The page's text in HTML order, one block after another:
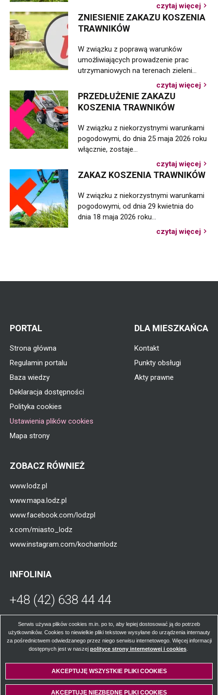
Serwis używa plików cookies m.in. po to, aby lepiej dostosować ją do potrzeb
użytkowników. Cookies to niewielkie pliki tekstowe wysyłane do urządzenia internauty
za pośrednictwem odwiedzanego przez niego serwisu internetowego. Więcej informacji
dostępnych jest w naszej polityce strony internetowej i cookies
w
AKCEPTUJĘ WSZYSTKIE PLIKI COOKIES
AKCEPTUJĘ NIEZBĘDNE PLIKI COOKIES
WYCOFAJ ZGODĘ NA PLIKICOOKIES
czytaj więcej o
ZNIESIENIE ZAKAZU KOSZENIA
TRAWNIKÓW
W związku z poprawą warunków
umożliwiających prowadzenie prac
utrzymaniowych na terenach zieleni…
czytaj więcej o
PRZEDŁUŻENIE ZAKAZU
KOSZENIA TRAWNIKÓW
W związku z niekorzystnymi warunkami
pogodowymi, do dnia 25 maja 2026 roku
włącznie, zostaje…
czytaj więcej o
ZAKAZ KOSZENIA TRAWNIKÓW
W związku z niekorzystnymi warunkami
pogodowymi, od dnia 29 kwietnia do
dnia 18 maja 2026 roku…
czytaj więcej o
PORTAL
Strona główna
Regulamin portalu
Baza wiedzy
Deklaracja dostępności
Polityka cookies
Ustawienia plików cookies
Mapa strony
DLA MIESZKAŃCA
Kontakt
Punkty obsługi
Akty prawne
ZOBACZ RÓWNIEŻ
www.lodz.pl
www.mapa.lodz.pl
www.facebook.com/lodzpl
x.com/miasto_lodz
www.instagram.com/kochamlodz
INFOLINIA
+48 (42) 638 44 44
się
w
nowej
W poniedziałki, środy, czwartki i piątki od
godz. 8.00 do 16.00; we wtorki od godz. 8.00
do godz. 17.00.
© Łódzkie Centrum Kontaktu z Mieszkańcami 2024